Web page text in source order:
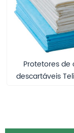
Protetores de
descartáveis